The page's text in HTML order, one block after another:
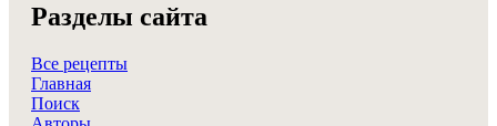
Разделы сайта
Все рецепты
Главная
Поиск